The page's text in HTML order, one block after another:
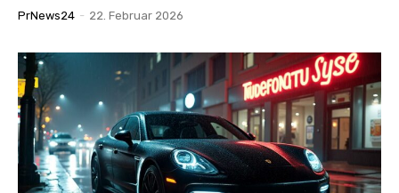
PrNews24 - 22. Februar 2026